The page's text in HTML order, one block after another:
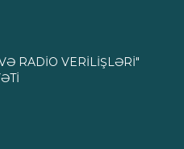
RADİO VERİLİŞLƏRİ"